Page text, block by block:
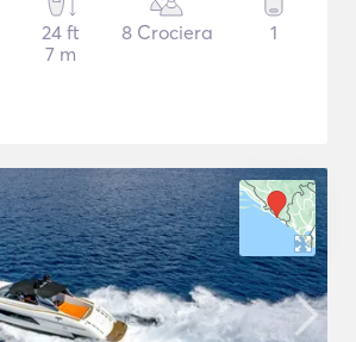
24 ft
7 m
8 Crociera 1